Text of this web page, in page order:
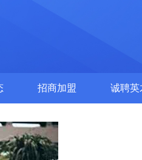
招商加盟 诚聘英